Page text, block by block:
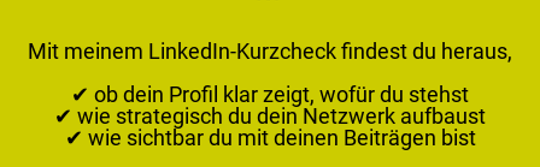
Mit meinem LinkedIn-Kurzcheck findest du heraus,
✔ ob dein Profil klar zeigt, wofür du stehst
✔ wie strategisch du dein Netzwerk aufbaust
✔ wie sichtbar du mit deinen Beiträgen bist